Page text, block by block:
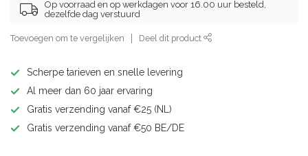
Op voorraad en op werkdagen voor 16.00 uur besteld,
dezelfde dag verstuurd
Toevoegen om te vergelijken Deel dit product
Scherpe tarieven en snelle levering
Al meer dan 60 jaar ervaring
Gratis verzending vanaf €25 (NL)
Gratis verzending vanaf €50 BE/DE